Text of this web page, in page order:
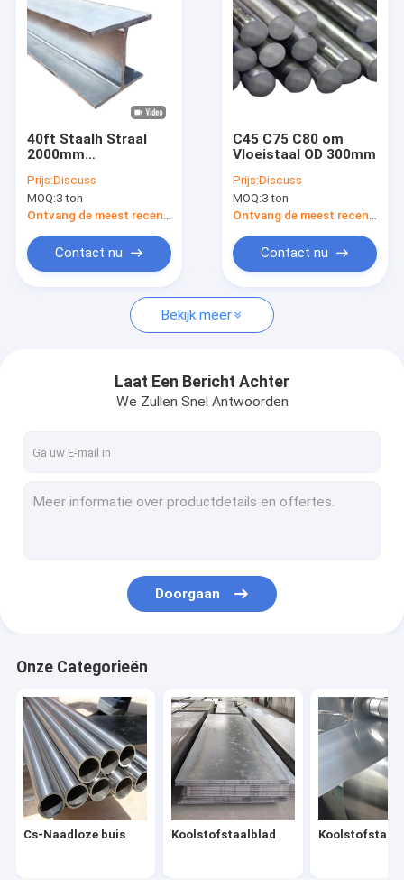
Producten
Ongeveer ons
Fabrieksreis
Verzoek om een Citaat
Koolstofstaalblad
Koolstofstaalstaaf
roestvrij stalen plaat
Roestvrijstalen staaf
Koolstofstaalpijp
Gegalvaniseerde staalplaat
Gegalvaniseerde Staalbuis
40ft Staalh Straal
2000mm
Staalstraal Decoiling
Prijs:Discuss
MOQ:3 ton
Ontvang de meest recente Prijs
Contact nu
C45 C75 C80 om
Vloeistaal OD 300mm
Prijs:Discuss
MOQ:3 ton
Ontvang de meest recente Prijs
Contact nu
Bekijk meer
Laat Een Bericht Achter
We Zullen Snel Antwoorden
Doorgaan
Onze Categorieën
Cs-Naadloze buis Koolstofstaalblad